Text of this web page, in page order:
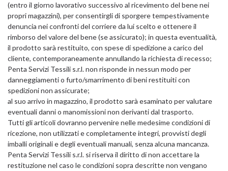
(entro il giorno lavorativo successivo al ricevimento del bene nei
propri magazzini), per consentirgli di sporgere tempestivamente
denuncia nei confronti del corriere da lui scelto e ottenere il
rimborso del valore del bene (se assicurato); in questa eventualità,
il prodotto sarà restituito, con spese di spedizione a carico del
cliente, contemporaneamente annullando la richiesta di recesso;
Penta Servizi Tessili s.r.l. non risponde in nessun modo per
danneggiamenti o furto/smarrimento di beni restituiti con
spedizioni non assicurate;
al suo arrivo in magazzino, il prodotto sarà esaminato per valutare
eventuali danni o manomissioni non derivanti dal trasporto.
Tutti gli articoli dovranno pervenire nelle medesime condizioni di
ricezione, non utilizzati e completamente integri, provvisti degli
imballi originali e degli eventuali manuali, senza alcuna mancanza.
Penta Servizi Tessili s.r.l. si riserva il diritto di non accettare la
restituzione nel caso le condizioni sopra descritte non vengano